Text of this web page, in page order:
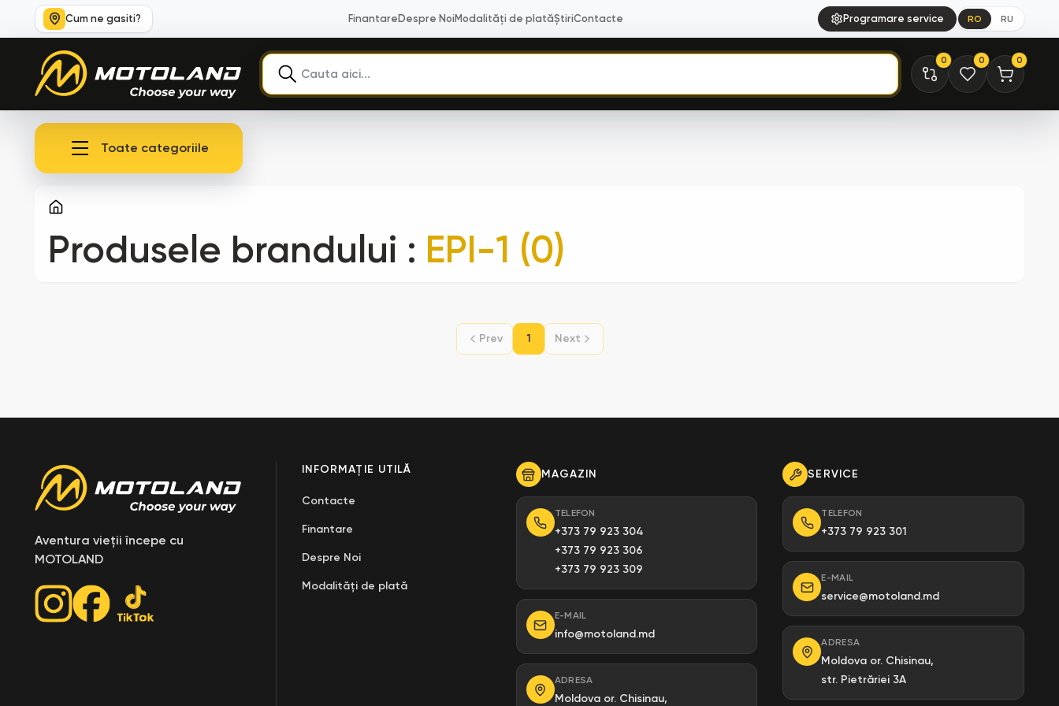
Cum ne gasiti? Finantare Despre Noi Modalități de platăȘtiriContacte Programare service RO RU
0 0 0
Toate categoriile
Produsele brandului : EPI-1 (0)
Prev 1 Next
Aventura vieții începe cu
MOTOLAND
INFORMAȚIE UTILĂ
Contacte
Finantare
Despre Noi
Modalități de plată
MAGAZIN
TELEFON
+373 79 923 304
+373 79 923 306
+373 79 923 309
E-MAIL
info@motoland.md
ADRESA
Moldova or. Chisinau,
SERVICE
TELEFON
+373 79 923 301
E-MAIL
service@motoland.md
ADRESA
Moldova or. Chisinau,
str. Pietrăriei 3A